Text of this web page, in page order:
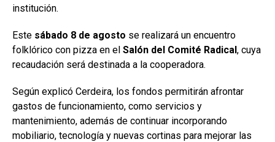
institución.
Este sábado 8 de agosto se realizará un encuentro
folklórico con pizza en el Salón del Comité Radical, cuya
recaudación será destinada a la cooperadora.
Según explicó Cerdeira, los fondos permitirán afrontar
gastos de funcionamiento, como servicios y
mantenimiento, además de continuar incorporando
mobiliario, tecnología y nuevas cortinas para mejorar las